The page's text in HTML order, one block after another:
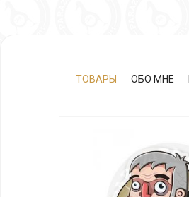
ТОВАРЫ ОБО МНЕ